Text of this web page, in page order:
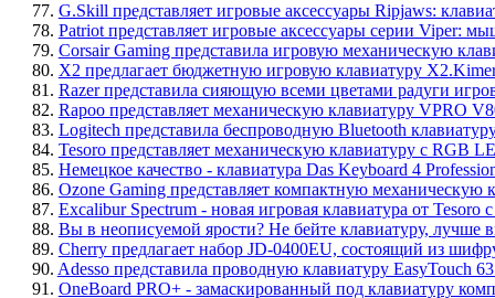
77. G.Skill представляет игровые аксессуары Ripjaws:
78. Patriot представляет игровые аксессуары серии Viper:
79. Corsair Gaming представила игровую механическую
80. X2 предлагает бюджетную игровую клавиатуру
81. Razer представила сияющую всеми цветами радуги
82. Rapoo представляет механическую клавиатуру VPRO
83. Logitech представила беспроводную Bluetooth
84. Tesoro представляет механическую клавиатуру с RGB
85. Немецкое качество - клавиатура Das Keyboard 4
86. Ozone Gaming представляет компактную механическую
87. Excalibur Spectrum - новая игровая клавиатура от Tesoro
88. Вы в неописуемой ярости? Не бейте клавиатуру, лучше
89. Cherry предлагает набор JD-0400EU, состоящий из
90. Adesso представила проводную клавиатуру EasyTouch
91. OneBoard PRO+ - замаскированный под клавиатуру